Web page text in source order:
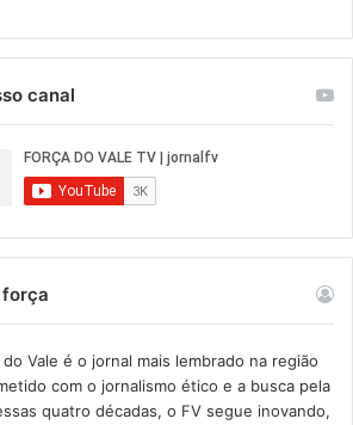
canal
Vale é o jornal mais lembrado na região
com o jornalismo ético e a busca pela
quatro décadas, o FV segue inovando,